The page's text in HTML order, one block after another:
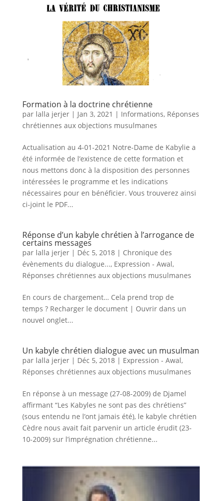
Formation à la doctrine chrétienne
par lalla jerjer| Jan 3, 2021 | Informations, Réponses
chrétiennes aux objections musulmanes
Actualisation au 4-01-2021 Notre-Dame de Kabylie a
été informée de l’existence de cette formation et
nous mettons donc à la disposition des personnes
intéressées le programme et les indications
nécessaires pour en bénéficier. Vous trouverez ainsi
ci-joint le PDF...
Réponse d’un kabyle chrétien à l’arrogance de
certains messages
par lalla jerjer| Déc 5, 2018| Chronique des
évènements du dialogue..., Expression - Awal,
Réponses chrétiennes aux objections musulmanes
En cours de chargement… Cela prend trop de
temps ? Recharger le document | Ouvrir dans un
nouvel onglet...
Un kabyle chrétien dialogue avec un musulman
par lalla jerjer| Déc 5, 2018| Expression - Awal,
Réponses chrétiennes aux objections musulmanes
En réponse à un message (27-08-2009) de Djamel
affirmant “Les Kabyles ne sont pas des chrétiens”
(sous entendu ne l’ont jamais été), le kabyle chrétien
Cèdre nous avait fait parvenir un article érudit (23-
10-2009) sur l’imprégnation chrétienne...